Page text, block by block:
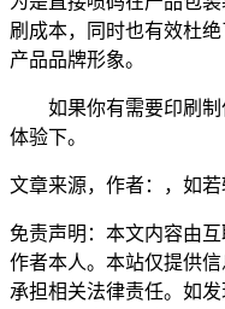
刷成本，同时也有效杜
产品品牌形象。
如果你有需要印刷制
体验下。
文章来源，作者：，如若
免责声明：本文内容由
作者本人。本站仅提供
承担相关法律责任。如